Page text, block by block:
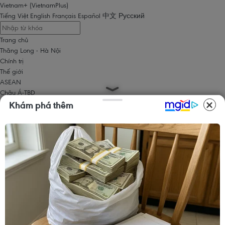
Vietnam+ (VietnamPlus)
Tiếng Việt English Français Español 中文 Русский
Trang chủ
Thăng Long - Hà Nội
Chính trị
Thế giới
ASEAN
Châu Á-TBD
Trung Đông
Châu Mỹ
Châu Phi
Kinh tế
Kinh doanh
Tài chính
Tín dụng nông thôn
Thông tin doanh nghiệp
Khám phá thêm